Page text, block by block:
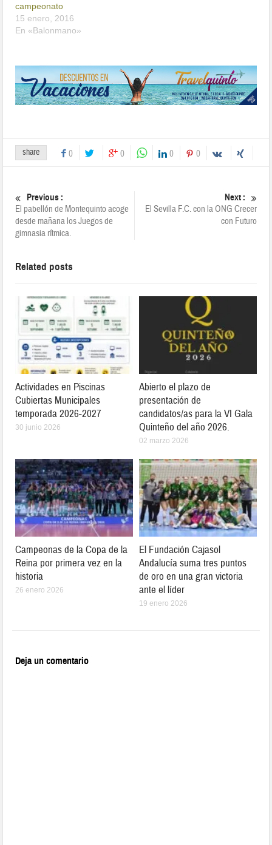
campeonato
15 enero, 2016
En «Balonmano»
share 0 0 0 0
Previous :
El pabellón de Montequinto acoge
desde mañana los Juegos de
gimnasia rítmica.
Next :
El Sevilla F.C. con la ONG Crecer
con Futuro
Related posts
Actividades en Piscinas
Cubiertas Municipales
temporada 2026-2027
30 junio 2026
Abierto el plazo de
presentación de
candidatos/as para la VI Gala
Quinteño del año 2026.
02 marzo 2026
Campeonas de la Copa de la
Reina por primera vez en la
historia
26 enero 2026
El Fundación Cajasol
Andalucía suma tres puntos
de oro en una gran victoria
ante el líder
19 enero 2026
Deja un comentario